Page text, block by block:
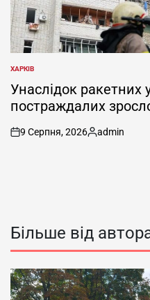
ОПУБЛІКУВАТИ
У
ХАРКІВ
Унаслідок ракетних
постраждалих
on
9 Серпня, 2026
Опубліковано
admin
Більше від